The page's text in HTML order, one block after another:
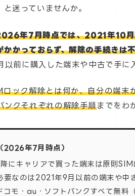
迷っていませんか。
年7月時点では、2021年10月
かっておらず、解除の手続きは
前に購入した端末や中古で手に
ロック解除とは何か、自分の端末
ンクそれぞれの解除手順までをわ
2026年7月時点）
にキャリアで買った端末は原則
要なのは2021年9月以前の端末や中
コモ・au・ソフトバンクすべて無料